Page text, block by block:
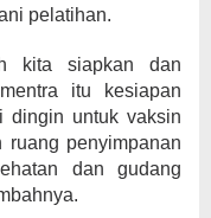
pelatihan.
kita siapkan dan
itu kesiapan
dingin untuk vaksin
ruang penyimpanan
dan gudang